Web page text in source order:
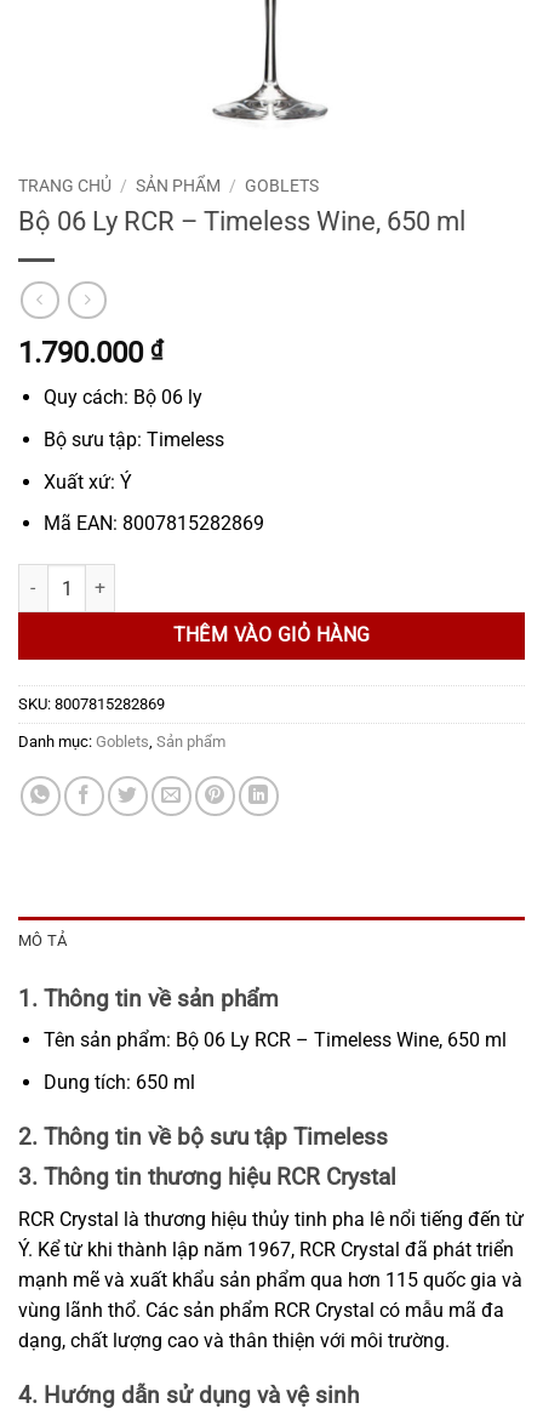
TRANG CHỦ / SẢN PHẨM / GOBLETS
Bộ 06 Ly RCR – Timeless Wine, 650 ml
1.790.000 ₫
Quy cách: Bộ 06 ly
Bộ sưu tập: Timeless
Xuất xứ: Ý
Mã EAN: 8007815282869
Bộ 06 Ly RCR – Timeless Wine, 650 ml số lượng
THÊM VÀO GIỎ HÀNG
SKU: 8007815282869
Danh mục: Goblets Sản phẩm
MÔ TẢ
1. Thông tin về sản phẩm
Tên sản phẩm: Bộ 06 Ly RCR – Timeless Wine, 650 ml
Dung tích: 650 ml
2. Thông tin về bộ sưu tập Timeless
3. Thông tin thương hiệu RCR Crystal
RCR Crystal là thương hiệu thủy tinh pha lê nổi tiếng đến từ
Ý. Kể từ khi thành lập năm 1967, RCR Crystal đã phát triển
mạnh mẽ và xuất khẩu sản phẩm qua hơn 115 quốc gia và
vùng lãnh thổ. Các sản phẩm RCR Crystal có mẫu mã đa
dạng, chất lượng cao và thân thiện với môi trường.
4. Hướng dẫn sử dụng và vệ sinh